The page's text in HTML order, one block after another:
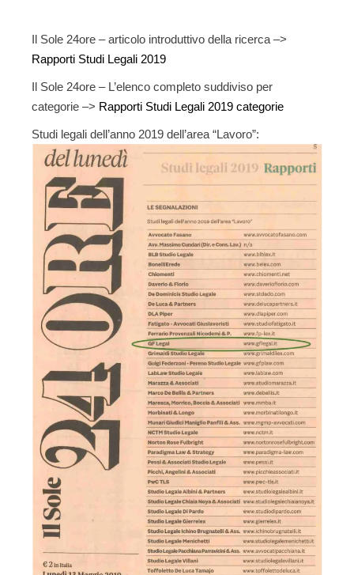
Il Sole 24ore – articolo introduttivo della ricerca –>
Rapporti Studi Legali 2019
Il Sole 24ore – L’elenco completo suddiviso per
categorie –> Rapporti Studi Legali 2019 categorie
Studi legali dell’anno 2019 dell’area “Lavoro”: